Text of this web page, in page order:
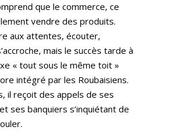
que le commerce, ce
vendre des produits.
aux attentes, écouter,
mais le succès tarde à
« tout sous le même toit »
intégré par les Roubaisiens.
il reçoit des appels de ses
ses banquiers s’inquiétant de